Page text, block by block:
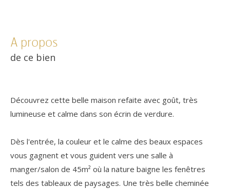
a propos
de ce bien
Découvrez cette belle maison refaite avec goût, très
lumineuse et calme dans son écrin de verdure.
Dès l'entrée, la couleur et le calme des beaux espaces
vous gagnent et vous guident vers une salle à
manger/salon de 45m² où la nature baigne les fenêtres
tels des tableaux de paysages. Une très belle cheminée